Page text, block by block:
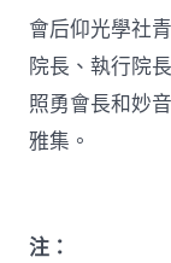
會后仰光學社
院長、執行院
照勇會長和妙
雅集。
注：